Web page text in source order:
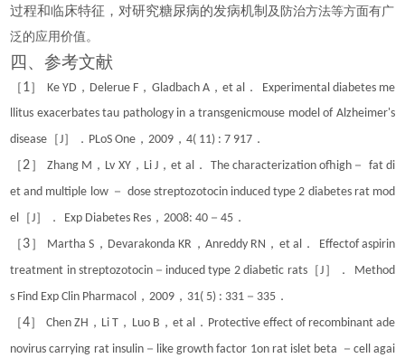
过程和临床特征，对研究糖尿病的发病机制 及防治方法等方面有广
泛的应用价值。
四、参考文献
［ 1］ Ke YD ， Delerue F ， Gladbach A，et al ．
Experimental diabetes me
llitus exacerbates tau pathology in a transgenicmouse model of Alzheimer's
disease ［J］． PLoS One ， 2009 ，4( 11) : 7 917 ．
［2 ］ Zhang M ， Lv XY， Li J ，et al ．The characterization ofhigh － fat di
et and multiple low － dose streptozotocin induced type 2 diabetes rat mod
el
［J］． Exp Diabetes Res ， 2008: 40 －45 ．
［ 3 ］ Martha S ， Devarakonda KR ， Anreddy RN ， et al ．
Effectof aspirin
treatment in streptozotocin－ induced type 2 diabetic rats［J ］．
Method
s Find Exp Clin Pharmacol ， 2009 ， 31( 5) : 331 － 335 ．
［4］Chen ZH ， Li T ， Luo B ， et al ． Protective effect of recombinant ade
novirus carrying rat insulin－ like growth factor 1on rat islet beta － cell agai